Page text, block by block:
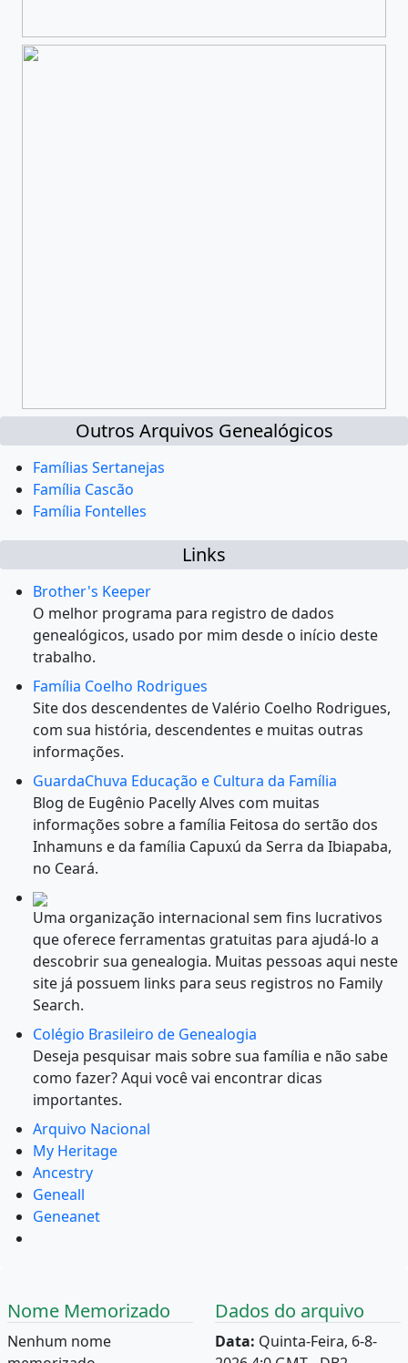
Outros Arquivos Genealógicos
Famílias Sertanejas
Família Cascão
Família Fontelles
Links
Brother's Keeper
O melhor programa para registro de dados
genealógicos, usado por mim desde o início deste
trabalho.
Família Coelho Rodrigues
Site dos descendentes de Valério Coelho Rodrigues,
com sua história, descendentes e muitas outras
informações.
GuardaChuva Educação e Cultura da Família
Blog de Eugênio Pacelly Alves com muitas
informações sobre a família Feitosa do sertão dos
Inhamuns e da família Capuxú da Serra da Ibiapaba,
no Ceará.
Uma organização internacional sem fins lucrativos
que oferece ferramentas gratuitas para ajudá-lo a
descobrir sua genealogia. Muitas pessoas aqui neste
site já possuem links para seus registros no Family
Search.
Colégio Brasileiro de Genealogia
Deseja pesquisar mais sobre sua família e não sabe
como fazer? Aqui você vai encontrar dicas
importantes.
Arquivo Nacional
My Heritage
Ancestry
Geneall
Geneanet
Nome Memorizado
Nenhum nome
Dados do arquivo
Data: Quinta-Feira, 6-8-